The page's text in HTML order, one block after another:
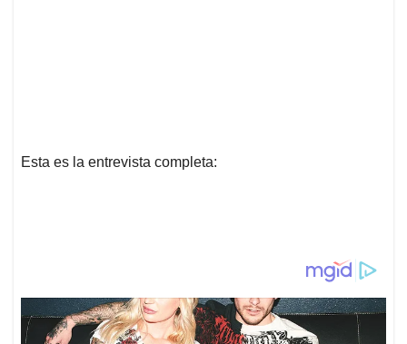
Esta es la entrevista completa: